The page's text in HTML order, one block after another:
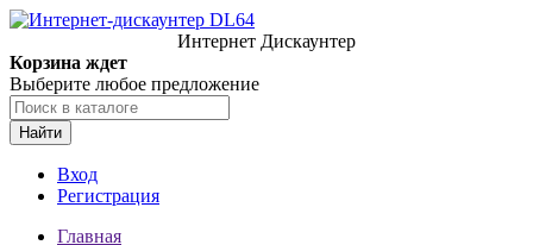
Интернет Дискаунтер
Корзина ждет
Выберите любое предложение
Найти
Вход
Регистрация
Главная